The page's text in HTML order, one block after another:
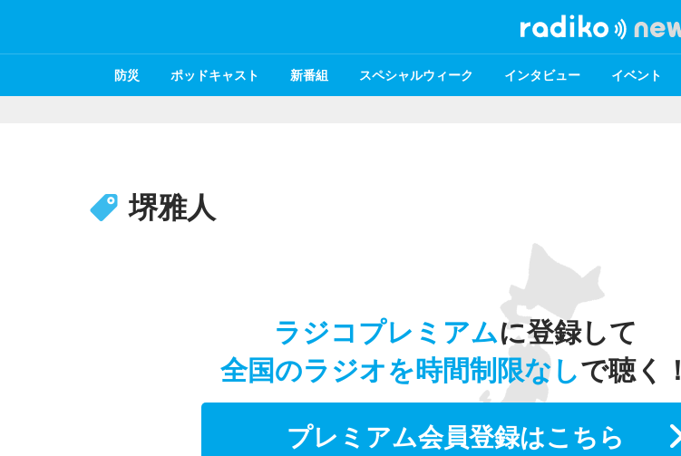
防災 ポッドキャスト 新番組 スペシャルウィーク インタビュー イベント
堺雅人
ラジコプレミアムに登録して
全国のラジオを時間制限なしで聴く！
プレミアム会員登録はこちら